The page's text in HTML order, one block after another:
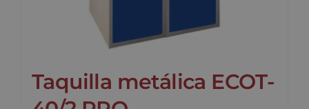
Taquilla metálica ECOT-